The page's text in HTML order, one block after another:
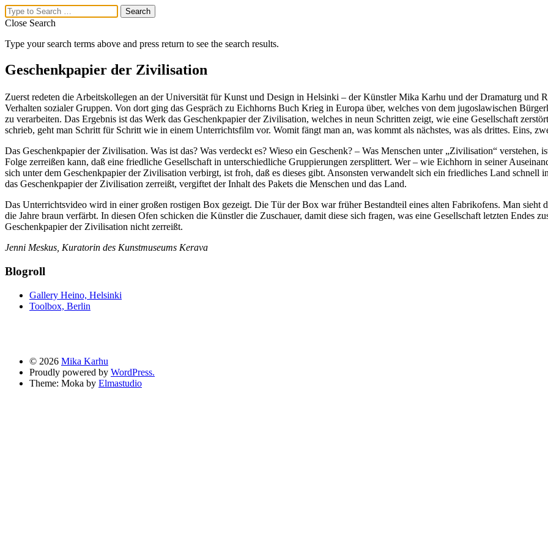
Close Search
Type your search terms above and press return to see the search results.
Mika Karhu
Visual Artist,
Researcher
Home
Upcoming exhibitions
About Mika Karhu’s Work
Installation/Sculpture
Exhibition views
Articles
Contact
Search
Geschenkpapier der Zivilisation
Zuerst redeten die Arbeitskollegen an der Universität für Kunst und Design in Helsinki – der Künstler Mika Karhu und der Dramaturg und
Verhalten sozialer Gruppen. Von dort ging das Gespräch zu Eichhorns Buch Krieg in Europa über, welches von dem jugoslawischen
zu verarbeiten. Das Ergebnis ist das Werk das Geschenkpapier der Zivilisation, welches in neun Schritten zeigt, wie eine Gesellschaft
schrieb, geht man Schritt für Schritt wie in einem Unterrichtsfilm vor. Womit fängt man an, was kommt als nächstes, was als drittes. Eins,
Das Geschenkpapier der Zivilisation. Was ist das? Was verdeckt es? Wieso ein Geschenk? – Was Menschen unter „Zivilisation“
Folge zerreißen kann, daß eine friedliche Gesellschaft in unterschiedliche Gruppierungen zersplittert. Wer – wie Eichhorn in seiner
sich unter dem Geschenkpapier der Zivilisation verbirgt, ist froh, daß es dieses gibt. Ansonsten verwandelt sich ein friedliches Land schnell
das Geschenkpapier der Zivilisation zerreißt, vergiftet der Inhalt des Pakets die Menschen und das Land.
Das Unterrichtsvideo wird in einer großen rostigen Box gezeigt. Die Tür der Box war früher Bestandteil eines alten Fabrikofens. Man sieht
die Jahre braun verfärbt. In diesen Ofen schicken die Künstler die Zuschauer, damit diese sich fragen, was eine Gesellschaft letzten Endes
Geschenkpapier der Zivilisation nicht zerreißt.
Jenni Meskus, Kuratorin des Kunstmuseums Kerava
Blogroll
Gallery Heino, Helsinki
Toolbox, Berlin
© 2026 Mika Karhu
Proudly powered by WordPress.
Theme: Moka by Elmastudio